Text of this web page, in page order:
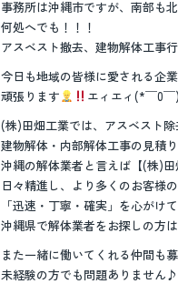
事務所は沖縄市ですが、南部も
何処へでも！！！
アスベスト撤去、建物解体工事
今日も地域の皆様に愛される企
頑張ります
エィエィ(*￣0
(株)田畑工業では、アスベスト除
建物解体・内部解体工事の見積
沖縄の解体業者と言えば【(株)
日々精進し、より多くのお客様
「迅速・丁寧・確実」を心がけ
沖縄県で解体業者をお探しの方
また一緒に働いてくれる仲間も
未経験の方でも問題ありません♪